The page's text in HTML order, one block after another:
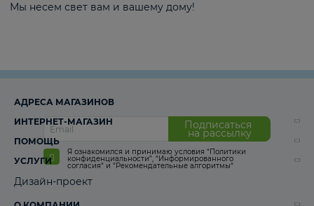
Мы несем свет вам и вашему дому!
Подписаться
на рассылку
Я ознакомился и принимаю условия “Политики
конфиденциальности”, “Информированного
согласия“ и “Рекомендательные алгоритмы“
АДРЕСА МАГАЗИНОВ
ИНТЕРНЕТ-МАГАЗИН
ПОМОЩЬ
УСЛУГИ
Дизайн-проект